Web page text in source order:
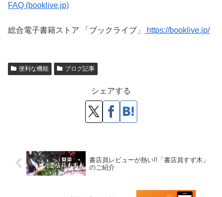
FAQ (booklive.jp)
総合電子書籍ストア 「ブックライブ」 https://booklive.jp/
便利な機能 ブログ記事
シェアする
書店員レビューが熱い!!「書店員すず木」
のご紹介